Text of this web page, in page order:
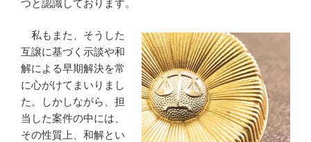
つと認識しております。
私もまた、そうした
互譲に基づく示談や和
解による早期解決を常
に心がけてまいりまし
た。しかしながら、担
当した案件の中には、
その性質上、和解とい